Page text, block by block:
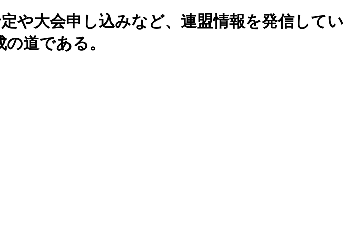
や大会申し込みなど、連盟情報を発信してい
道である。